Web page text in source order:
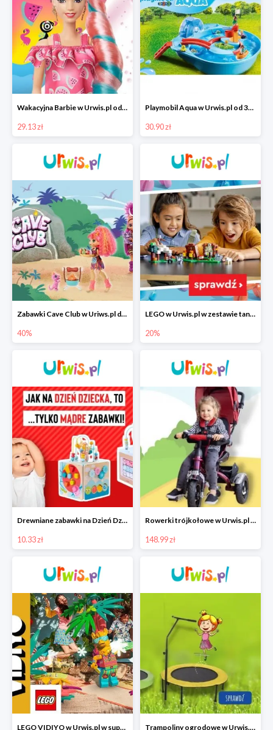
Wakacyjna Barbie w Urwis.pl od 29,13 zł
29.13 zł
Playmobil Aqua w Urwis.pl od 30,90 zł
30.90 zł
Zabawki Cave Club w Uriws.pl do -40%
40%
LEGO w Urwis.pl w zestawie taniej do -20%
20%
Drewniane zabawki na Dzień Dziecka w Urwis.pl od 10,33 zł
10.33 zł
Rowerki trójkołowe w Urwis.pl w super cenach od 148,99 zł
148.99 zł
LEGO VIDIYO w Urwis.pl w super cenie Trampoliny ogrodowe w Urwis.pl w super cenach od 188,99 zł